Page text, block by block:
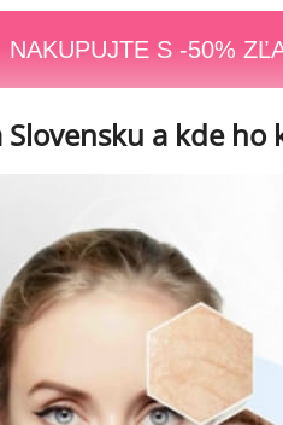
NAKUPUJTE S -50%
Slovensku a kde ho